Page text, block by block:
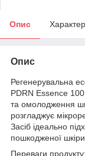
Опис
Опис
Регенерувальна
PDRN Essence
та омолодження
розгладжує
Засіб ідеально
пошкодженої
Переваги продукту: